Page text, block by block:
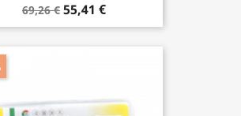
69,26 € 55,41 €